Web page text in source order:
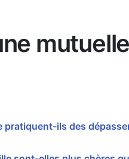
pratiquent-ils des